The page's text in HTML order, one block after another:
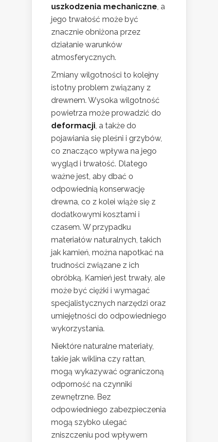
uszkodzenia mechaniczne, a
jego trwałość może być
znacznie obniżona przez
działanie warunków
atmosferycznych.
Zmiany wilgotności to kolejny
istotny problem związany z
drewnem. Wysoka wilgotność
powietrza może prowadzić do
deformacji, a także do
pojawiania się pleśni i grzybów,
co znacząco wpływa na jego
wygląd i trwałość. Dlatego
ważne jest, aby dbać o
odpowiednią konserwację
drewna, co z kolei wiąże się z
dodatkowymi kosztami i
czasem. W przypadku
materiałów naturalnych, takich
jak kamień, można napotkać na
trudności związane z ich
obróbką. Kamień jest trwały, ale
może być ciężki i wymagać
specjalistycznych narzędzi oraz
umiejętności do odpowiedniego
wykorzystania.
Niektóre naturalne materiały,
takie jak wiklina czy rattan,
mogą wykazywać ograniczoną
odporność na czynniki
zewnętrzne. Bez
odpowiedniego zabezpieczenia
mogą szybko ulegać
zniszczeniu pod wpływem